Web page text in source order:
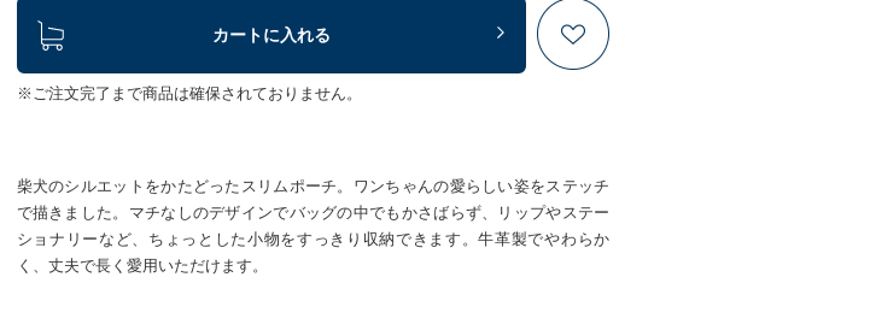
カートに入れる
※ご注文完了まで商品は確保されておりません。
柴犬のシルエットをかたどったスリムポーチ。ワンちゃんの愛らしい姿をステッチ
で描きました。マチなしのデザインでバッグの中でもかさばらず、リップやステー
ショナリーなど、ちょっとした小物をすっきり収納できます。牛革製でやわらか
く、丈夫で長く愛用いただけます。